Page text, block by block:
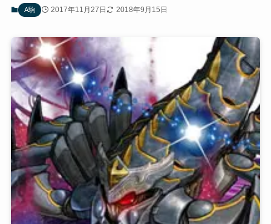
A駒 2017年11月27日 2018年9月15日